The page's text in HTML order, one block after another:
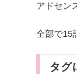
アドセン
全部で15
タグ